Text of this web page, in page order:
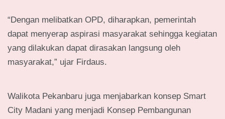
“Dengan melibatkan OPD, diharapkan, pemerintah
dapat menyerap aspirasi masyarakat sehingga kegiatan
yang dilakukan dapat dirasakan langsung oleh
masyarakat,” ujar Firdaus.
Walikota Pekanbaru juga menjabarkan konsep Smart
City Madani yang menjadi Konsep Pembangunan